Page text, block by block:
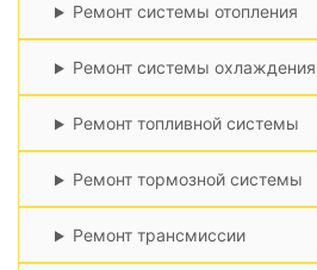
Ремонт системы отопления
Ремонт системы охлаждения
Ремонт топливной системы
Ремонт тормозной системы
Ремонт трансмиссии